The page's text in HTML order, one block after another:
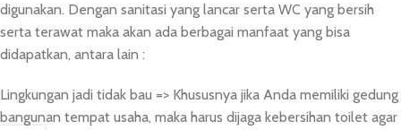
digunakan. Dengan sanitasi yang lancar serta WC yang bersih
serta terawat maka akan ada berbagai manfaat yang bisa
didapatkan, antara lain :
Lingkungan jadi tidak bau => Khususnya jika Anda memiliki gedung
bangunan tempat usaha, maka harus dijaga kebersihan toilet agar